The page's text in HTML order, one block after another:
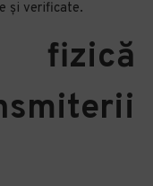
și verificate.